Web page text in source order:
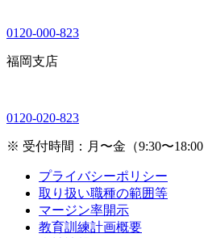
0120-000-823
福岡支店
0120-020-823
※ 受付時間：月〜金（9:30〜18:00
プライバシーポリシー
取り扱い職種の範囲等
マージン率開示
教育訓練計画概要